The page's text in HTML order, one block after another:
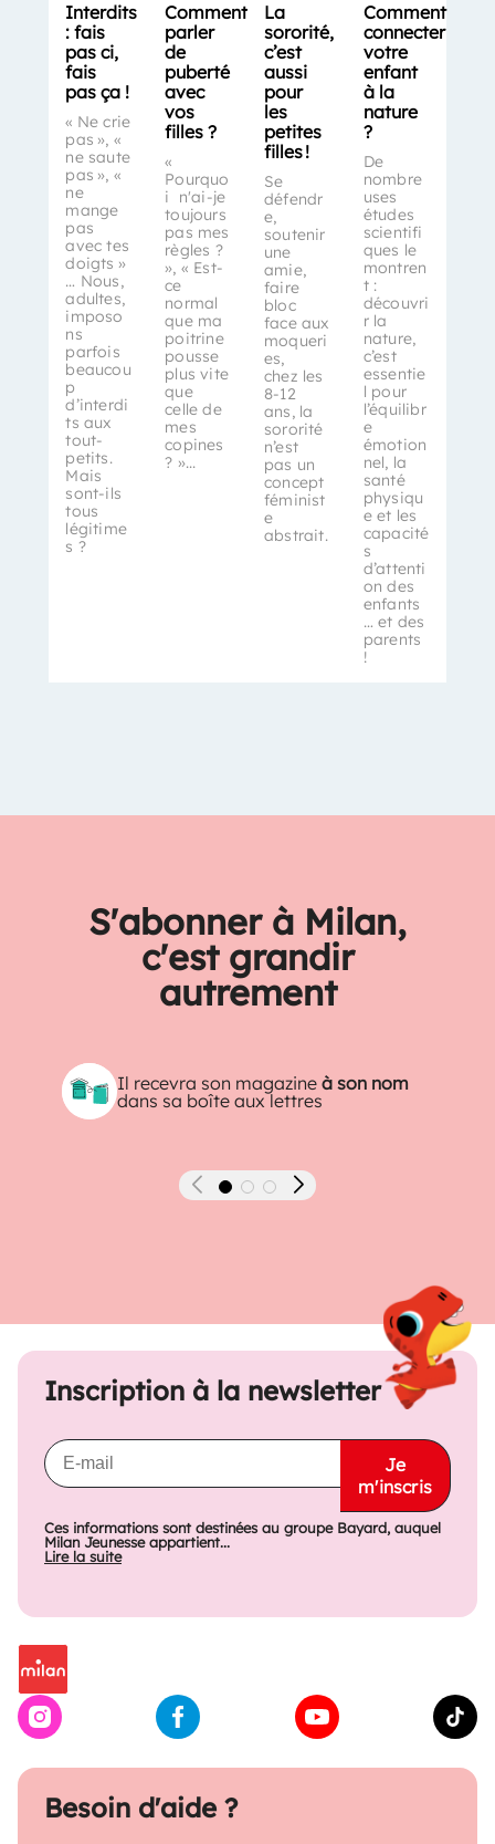
Interdits
: fais
pas ci,
fais
pas ça !
« Ne crie
pas », «
ne saute
pas », «
ne
mange
pas
avec tes
doigts »
… Nous,
adultes,
imposo
ns
parfois
beaucou
p
d’interdi
ts aux
tout-
petits.
Mais
sont-ils
tous
légitime
s ?
Comment
parler
de
puberté
avec
vos
filles ?
«
Pourquo
i n'ai-je
toujours
pas mes
règles ?
», « Est-
ce
normal
que ma
poitrine
pousse
plus vite
que
celle de
mes
copines
? »...
La
sororité,
c’est
aussi
pour
les
petites
filles !
Se
défendr
e,
soutenir
une
amie,
faire
bloc
face aux
moqueri
es,
chez les
8-12
ans, la
sororité
n’est
pas un
concept
féminist
e
abstrait.
Comment
connecter
votre
enfant
à la
nature
?
De
nombre
uses
études
scientifi
ques le
montren
t :
découvri
r la
nature,
c’est
essentie
l pour
l’équilibr
e
émotion
nel, la
santé
physiqu
e et les
capacité
s
d’attenti
on des
enfants
… et des
parents
!
S'abonner à Milan,
c'est grandir
autrement
Il recevra son magazineà son nom
dans sa boîte aux lettres
Précédent Suivant
Besoin d'aide ?
Inscription à la newsletter
Je
m'inscris
Ces informations sont destinées au groupe Bayard, auquel
Milan Jeunesse appartient...
Lire la suite